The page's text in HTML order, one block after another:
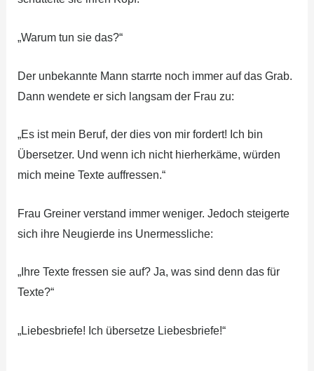
„Warum tun sie das?“
Der unbekannte Mann starrte noch immer auf das Grab.
Dann wendete er sich langsam der Frau zu:
„Es ist mein Beruf, der dies von mir fordert! Ich bin
Übersetzer. Und wenn ich nicht hierherkäme, würden
mich meine Texte auffressen.“
Frau Greiner verstand immer weniger. Jedoch steigerte
sich ihre Neugierde ins Unermessliche:
„Ihre Texte fressen sie auf? Ja, was sind denn das für
Texte?“
„Liebesbriefe! Ich übersetze Liebesbriefe!“